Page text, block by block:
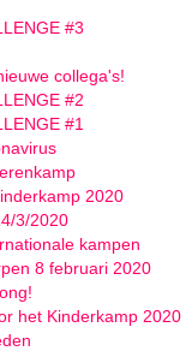
#3
collega's!
#2
#1
2020
3/2020
kampen
8 februari 2020
het Kinderkamp 2020